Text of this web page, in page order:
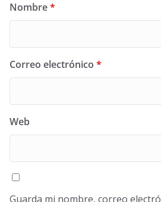
Nombre*
Correo electrónico *
Web
Guarda mi nombre, correo